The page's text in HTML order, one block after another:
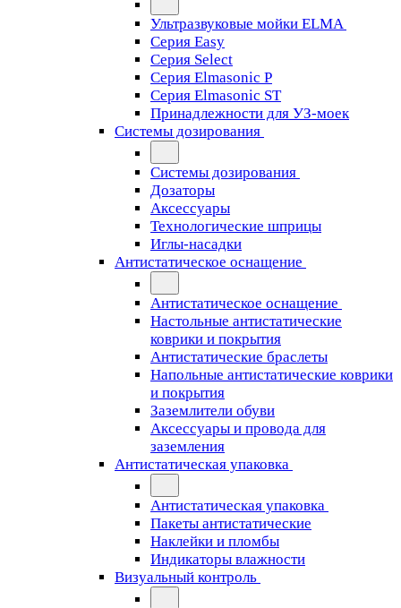
Ультразвуковые мойки ELMA
Серия Easy
Серия Select
Серия Elmasonic P
Серия Elmasonic ST
Принадлежности для УЗ-моек
Системы дозирования
Системы дозирования
Дозаторы
Аксессуары
Технологические шприцы
Иглы-насадки
Антистатическое оснащение
Антистатическое оснащение
Настольные антистатические
коврики и покрытия
Антистатические браслеты
Напольные антистатические коврики
и покрытия
Заземлители обуви
Аксессуары и провода для
заземления
Антистатическая упаковка
Антистатическая упаковка
Пакеты антистатические
Наклейки и пломбы
Индикаторы влажности
Визуальный контроль